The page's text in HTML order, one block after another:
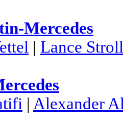
Mercedes
| Lance Stroll
| Alexander